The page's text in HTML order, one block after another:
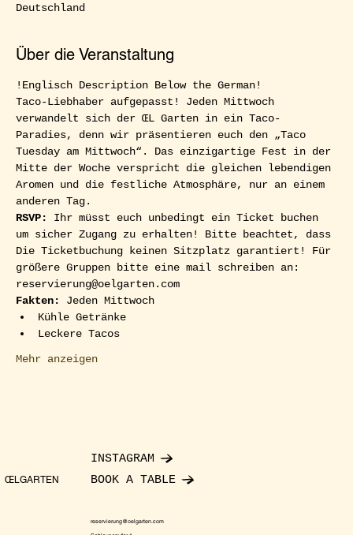
Deutschland
Über die Veranstaltung
!Englisch Description Below the German!
Taco-Liebhaber aufgepasst! Jeden Mittwoch
verwandelt sich der ŒL Garten in ein Taco-
Paradies, denn wir präsentieren euch den „Taco
Tuesday am Mittwoch“. Das einzigartige Fest in der
Mitte der Woche verspricht die gleichen lebendigen
Aromen und die festliche Atmosphäre, nur an einem
anderen Tag.
RSVP: Ihr müsst euch unbedingt ein Ticket buchen
um sicher Zugang zu erhalten! Bitte beachtet, dass
Die Ticketbuchung keinen Sitzplatz garantiert! Für
größere Gruppen bitte eine mail schreiben an:
reservierung@oelgarten.com
Fakten:
Jeden Mittwoch
Kühle Getränke
Leckere Tacos
Mehr anzeigen
ŒLGARTEN
INSTAGRAM
BOOK A TABLE
reservierung@oelgarten.com